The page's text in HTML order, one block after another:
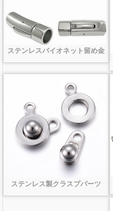
ステンレスバイオネット留め金
ステンレス製クラスプパーツ